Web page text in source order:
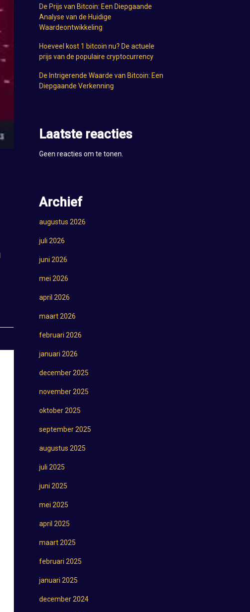
De Prijs van Bitcoin: Een Diepgaande
Analyse van de Huidige
Waardeontwikkeling
Hoeveel kost 1 bitcoin nu? De actuele
prijs van de populaire cryptocurrency
De Intrigerende Waarde van Bitcoin: Een
Diepgaande Verkenning
Laatste reacties
Geen reacties om te tonen.
Archief
augustus 2026
juli 2026
juni 2026
mei 2026
april 2026
maart 2026
februari 2026
januari 2026
december 2025
november 2025
oktober 2025
september 2025
augustus 2025
juli 2025
juni 2025
mei 2025
april 2025
maart 2025
februari 2025
januari 2025
december 2024